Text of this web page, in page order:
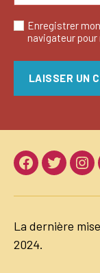
Enregistrer
navigateur
Facebook
Twitter
La dernière
2024.